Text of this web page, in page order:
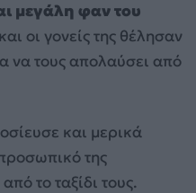
μεγάλη φαν του
οι γονείς της θέλησαν
να τους απολαύσει από
και μερικά
της
το ταξίδι τους.